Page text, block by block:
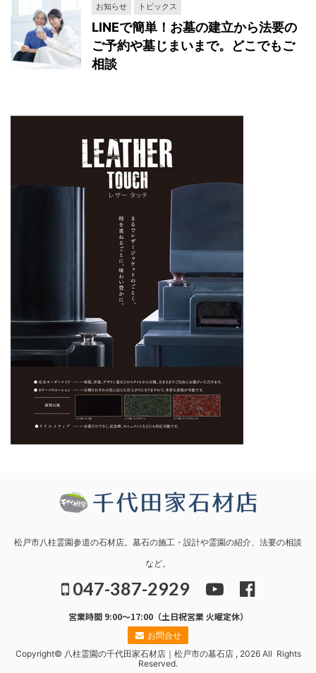
お知らせ トピックス
LINEで簡単！お墓の建立から法要の
ご予約や墓じまいまで。どこでもご
相談
松戸市八柱霊園参道の石材店。墓石の施工・設計や霊園の紹介、法要の相談
など。
047-387-2929
営業時間 9:00～17:00（土日祝営業 火曜定休）
お問合せ
Copyright© 八柱霊園の千代田家石材店｜松戸市の墓石店 , 2026 All Rights
Reserved.